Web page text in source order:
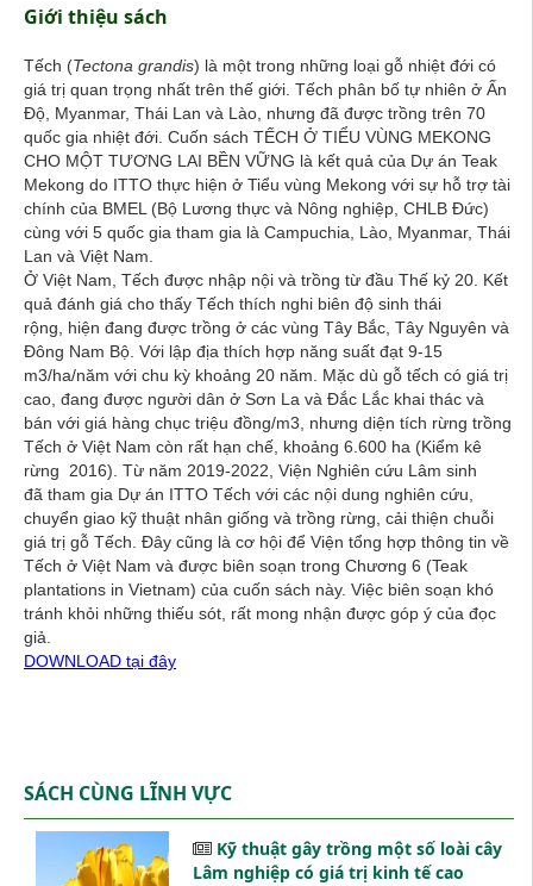
Giới thiệu sách
Tếch (Tectona grandis) là một trong những loại gỗ nhiệt đới có
giá trị quan trọng nhất trên thế giới. Tếch phân bố tự nhiên ở Ấn
Độ, Myanmar, Thái Lan và Lào, nhưng đã được trồng trên 70
quốc gia nhiệt đới. Cuốn sách TẾCH Ở TIỂU VÙNG MEKONG
CHO MỘT TƯƠNG LAI BỀN VỮNG là kết quả của Dự án Teak
Mekong do ITTO thực hiện ở Tiểu vùng Mekong với sự hỗ trợ tài
chính của BMEL (Bộ Lương thực và Nông nghiệp, CHLB Đức)
cùng với 5 quốc gia tham gia là Campuchia, Lào, Myanmar, Thái
Lan và Việt Nam.
Ở Việt Nam, Tếch được nhập nội và trồng từ đầu Thế kỷ 20. Kết
quả đánh giá cho thấy Tếch thích nghi biên độ sinh thái
rộng, hiện đang được trồng ở các vùng Tây Bắc, Tây Nguyên và
Đông Nam Bộ. Với lập địa thích hợp năng suất đạt 9-15
m3/ha/năm với chu kỳ khoảng 20 năm. Mặc dù gỗ tếch có giá trị
cao, đang được người dân ở Sơn La và Đắc Lắc khai thác và
bán với giá hàng chục triệu đồng/m3, nhưng diện tích rừng trồng
Tếch ở Việt Nam còn rất hạn chế, khoảng 6.600 ha (Kiểm kê
rừng 2016). Từ năm 2019-2022, Viện Nghiên cứu Lâm sinh
đã tham gia Dự án ITTO Tếch với các nội dung nghiên cứu,
chuyển giao kỹ thuật nhân giống và trồng rừng, cải thiện chuỗi
giá trị gỗ Tếch. Đây cũng là cơ hội để Viện tổng hợp thông tin về
Tếch ở Việt Nam và được biên soạn trong Chương 6 (Teak
plantations in Vietnam) của cuốn sách này. Việc biên soạn khó
tránh khỏi những thiếu sót, rất mong nhận được góp ý của đọc
giả.
DOWNLOAD tại đây
SÁCH CÙNG LĨNH VỰC
Kỹ thuật gây trồng một số loài cây
Lâm nghiệp có giá trị kinh tế cao